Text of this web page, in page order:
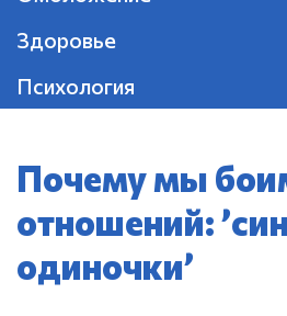
Здоровье
Психология
Почему мы
отношений:
одиночки’